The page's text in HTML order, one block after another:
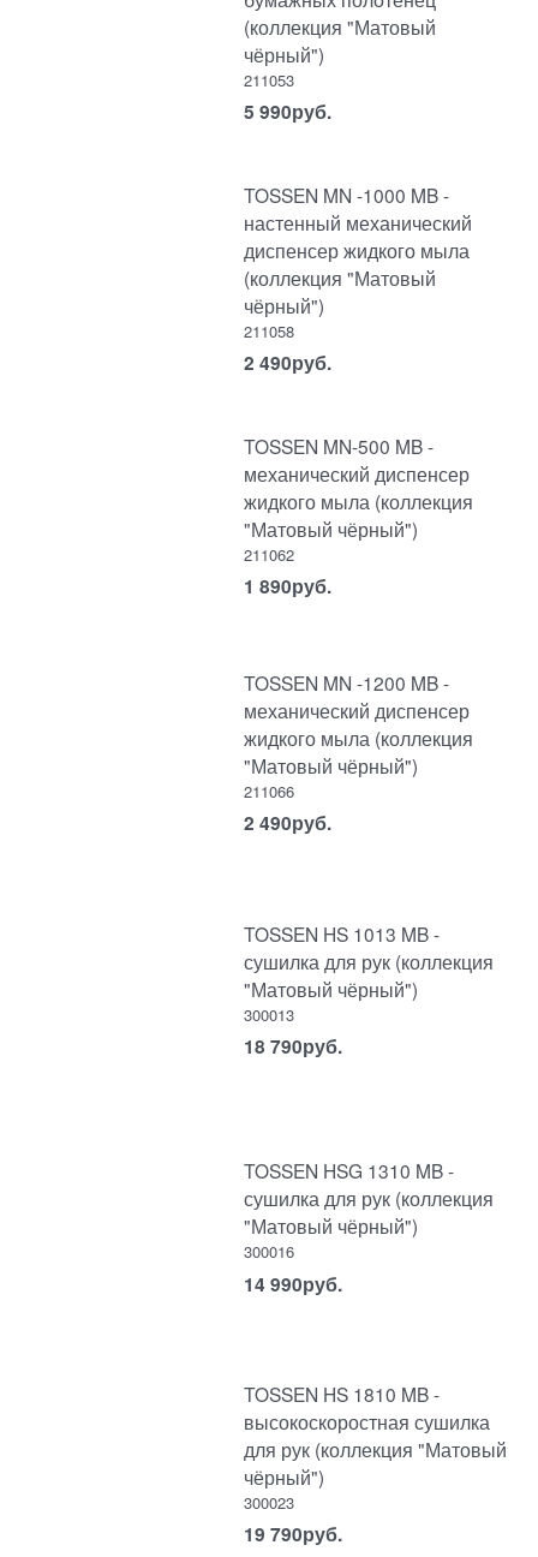
(коллекция "Матовый
чёрный")
211053
5 990руб.
TOSSEN MN -1000 MB -
настенный механический
диспенсер жидкого мыла
(коллекция "Матовый
чёрный")
211058
2 490руб.
TOSSEN MN-500 MB -
механический диспенсер
жидкого мыла (коллекция
"Матовый чёрный")
211062
1 890руб.
TOSSEN MN -1200 MB -
механический диспенсер
жидкого мыла (коллекция
"Матовый чёрный")
211066
2 490руб.
TOSSEN HS 1013 MB -
сушилка для рук (коллекция
"Матовый чёрный")
300013
18 790руб.
TOSSEN HSG 1310 MB -
сушилка для рук (коллекция
"Матовый чёрный")
300016
14 990руб.
TOSSEN HS 1810 MB -
высокоскоростная сушилка
для рук (коллекция "Матовый
чёрный")
300023
19 790руб.